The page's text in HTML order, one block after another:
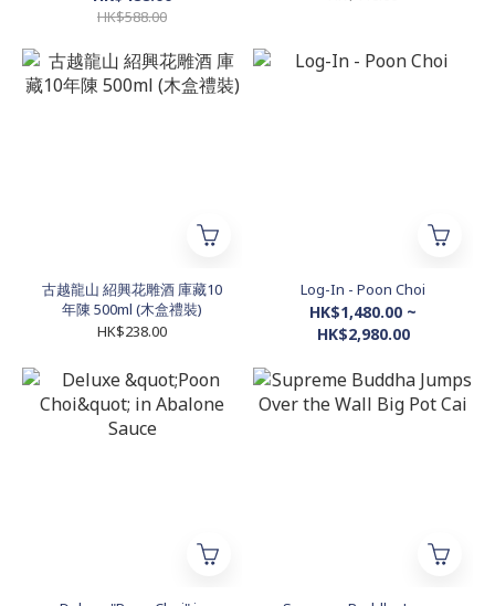
HK$588.00
古越龍山 紹興花雕酒 庫藏10
年陳 500ml (木盒禮裝)
HK$238.00
Log-In - Poon Choi
HK$1,480.00 ~
HK$2,980.00